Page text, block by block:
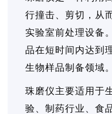
行撞击、剪切，从
实验室前处理设备
品在短时间内达到
生物样品制备领域。
珠磨仪主要适用于
验、制药行业、食